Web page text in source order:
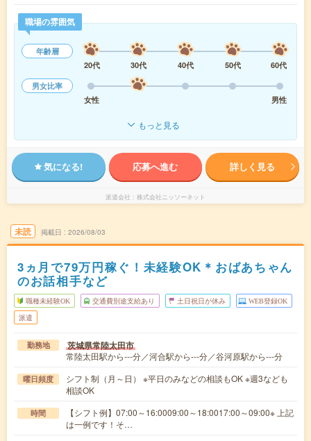
職場の雰囲気
年齢層
20代
30代 40代 50代
60代
男女比率
女性
男性
もっと見る
気になる! 応募へ進む 詳しく見る
派遣会社 株式会社ニッソーネット
未読 掲載日 2026/08/03
3ヵ月で79万円稼ぐ！未経験OK＊おばあちゃん
のお話相手など
職種未経験OK 交通費別途支給あり 土日祝日が休み WEB登録OK
派遣
勤務地 茨城県常陸太田市
常陸太田駅から---分／河合駅から---分／谷河原駅から---分
曜日頻度
シフト制（月～日） ※平日のみなどの相談もOK ※週3なども
相談OK
時間
【シフト例】07:00～16:0009:00～18:0017:00～09:00※ 上記
は一例です！そ…